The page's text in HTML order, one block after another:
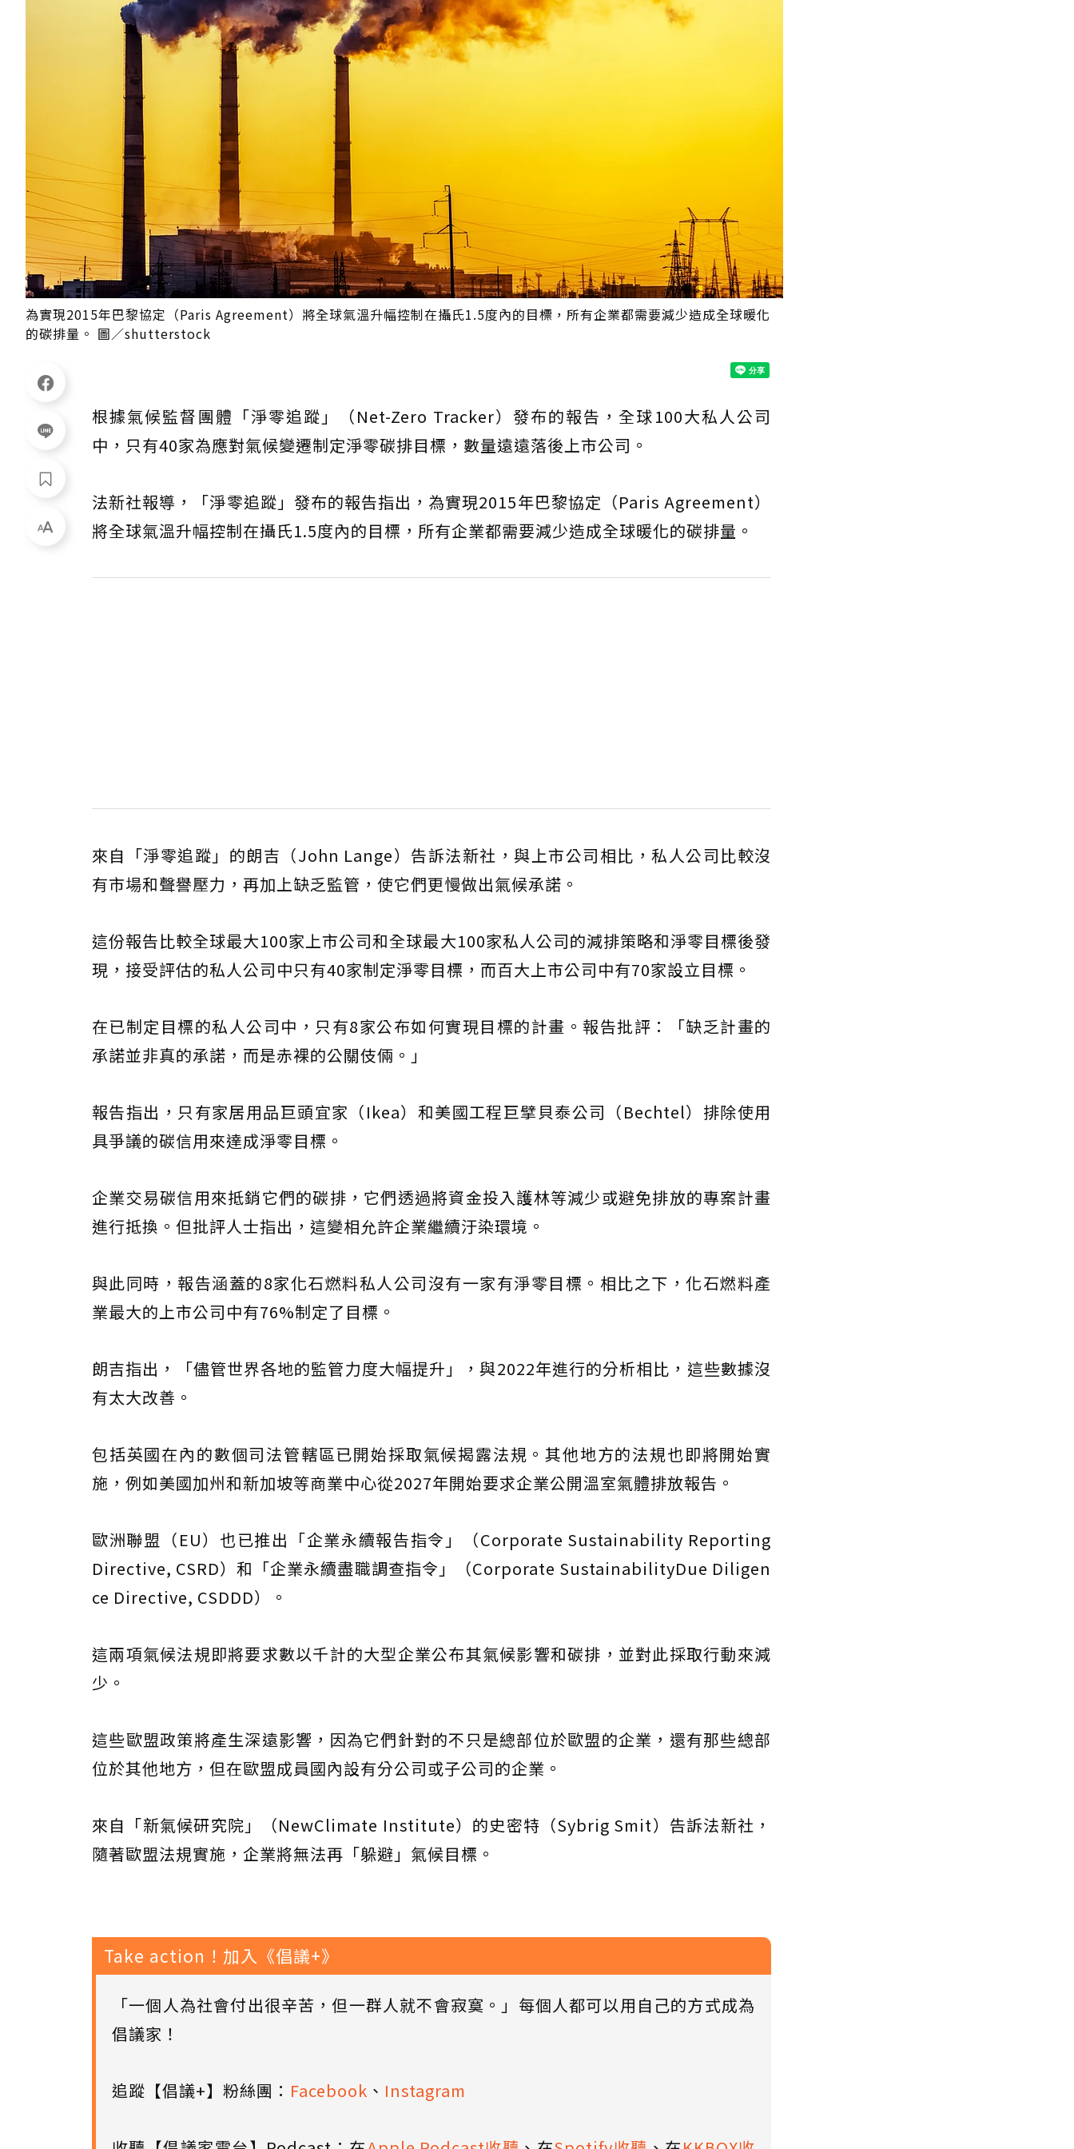
為實現2015年巴黎協定（Paris Agreement）將全球氣溫升幅控制在攝氏1.5度內的目標，所有企業都需要減少造成全球暖化
的碳排量。 圖／shutterstock
根據氣候監督團體「淨零追蹤」（Net-Zero Tracker）發布的報告，全球100大私人公司
中，只有40家為應對氣候變遷制定淨零碳排目標，數量遠遠落後上市公司。
法新社報導，「淨零追蹤」發布的報告指出，為實現2015年巴黎協定（Paris Agreement）
將全球氣溫升幅控制在攝氏1.5度內的目標，所有企業都需要減少造成全球暖化的碳排量。
來自「淨零追蹤」的朗吉（John Lange）告訴法新社，與上市公司相比，私人公司比較沒
有市場和聲譽壓力，再加上缺乏監管，使它們更慢做出氣候承諾。
這份報告比較全球最大100家上市公司和全球最大100家私人公司的減排策略和淨零目標後發
現，接受評估的私人公司中只有40家制定淨零目標，而百大上市公司中有70家設立目標。
在已制定目標的私人公司中，只有8家公布如何實現目標的計畫。報告批評：「缺乏計畫的
承諾並非真的承諾，而是赤裸的公關伎倆。」
報告指出，只有家居用品巨頭宜家（Ikea）和美國工程巨擘貝泰公司（Bechtel）排除使用
具爭議的碳信用來達成淨零目標。
企業交易碳信用來抵銷它們的碳排，它們透過將資金投入護林等減少或避免排放的專案計畫
進行抵換。但批評人士指出，這變相允許企業繼續汙染環境。
與此同時，報告涵蓋的8家化石燃料私人公司沒有一家有淨零目標。相比之下，化石燃料產
業最大的上市公司中有76%制定了目標。
朗吉指出，「儘管世界各地的監管力度大幅提升」，與2022年進行的分析相比，這些數據沒
有太大改善。
包括英國在內的數個司法管轄區已開始採取氣候揭露法規。其他地方的法規也即將開始實
施，例如美國加州和新加坡等商業中心從2027年開始要求企業公開溫室氣體排放報告。
歐洲聯盟（EU）也已推出「企業永續報告指令」（Corporate Sustainability Reporting
Directive, CSRD）和「企業永續盡職調查指令」（Corporate SustainabilityDue Diligen
ce Directive, CSDDD）。
這兩項氣候法規即將要求數以千計的大型企業公布其氣候影響和碳排，並對此採取行動來減
少。
這些歐盟政策將產生深遠影響，因為它們針對的不只是總部位於歐盟的企業，還有那些總部
位於其他地方，但在歐盟成員國內設有分公司或子公司的企業。
來自「新氣候研究院」（NewClimate Institute）的史密特（Sybrig Smit）告訴法新社，
隨著歐盟法規實施，企業將無法再「躲避」氣候目標。
Take action！加入《倡議+》
「一個人為社會付出很辛苦，但一群人就不會寂寞。」每個人都可以用自己的方式成為
倡議家！
追蹤【倡議+】粉絲團： Facebook 、 Instagram